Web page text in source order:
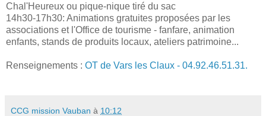
Chal'Heureux ou pique-nique tiré du sac
14h30-17h30: Animations gratuites proposées par les
associations et l'Office de tourisme - fanfare, animation
enfants, stands de produits locaux, ateliers patrimoine...
Renseignements : OT de Vars les Claux - 04.92.46.51.31.
CCG mission Vauban à 10:12